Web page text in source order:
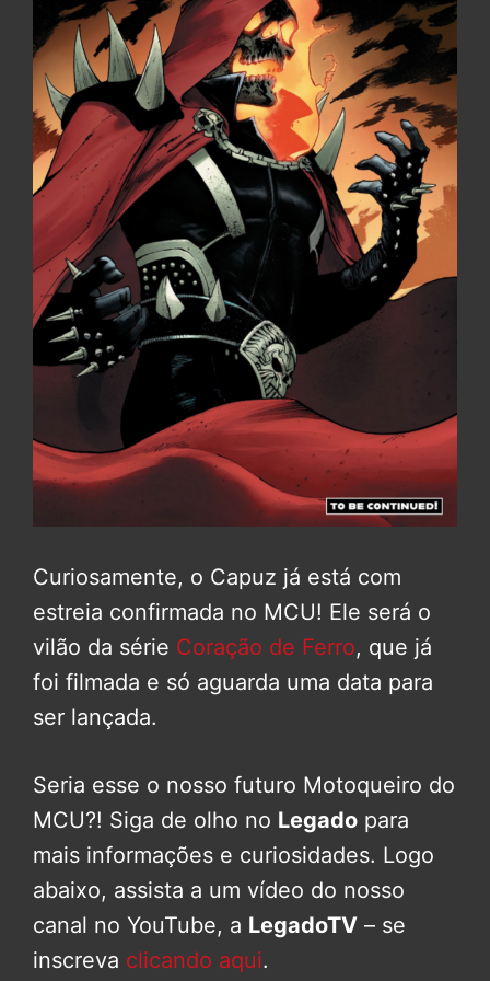
Curiosamente, o Capuz já está com
estreia confirmada no MCU! Ele será o
vilão da série Coração de Ferro, que já
foi filmada e só aguarda uma data para
ser lançada.
Seria esse o nosso futuro Motoqueiro do
MCU?! Siga de olho no Legado para
mais informações e curiosidades. Logo
abaixo, assista a um vídeo do nosso
canal no YouTube, a LegadoTV – se
inscreva clicando aqui.